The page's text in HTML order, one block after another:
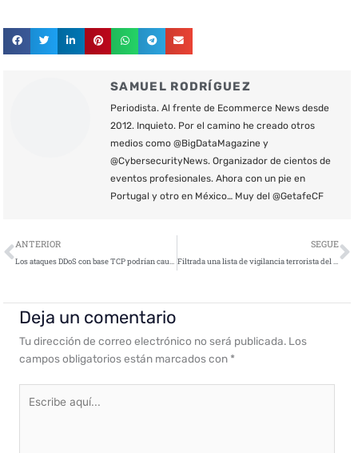
SAMUEL RODRÍGUEZ
Periodista. Al frente de Ecommerce News desde
2012. Inquieto. Por el camino he creado otros
medios como @BigDataMagazine y
@CybersecurityNews. Organizador de cientos de
eventos profesionales. Ahora con un pie en
Portugal y otro en México… Muy del @GetafeCF
Ant
ANTERIOR
Los ataques DDoS con base TCP podrían causar graves problemas
SEGUE
Filtrada una lista de vigilancia terrorista del FBI con multitud de registros
Deja un comentario
Tu dirección de correo electrónico no será publicada. Los
campos obligatorios están marcados con *
aquí...